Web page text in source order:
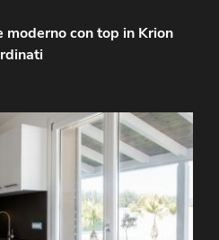
con top in Krion
su misura con
e il pannello di rivestimento
nero.